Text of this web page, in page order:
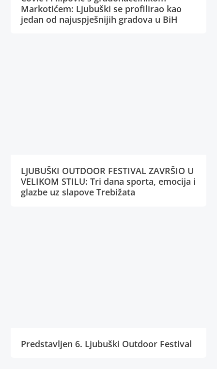
Markotićem: Ljubuški se profilirao kao
jedan od najuspješnijih gradova u BiH
LJUBUŠKI OUTDOOR FESTIVAL ZAVRŠIO U
VELIKOM STILU: Tri dana sporta, emocija i
glazbe uz slapove Trebižata
Predstavljen 6. Ljubuški Outdoor Festival